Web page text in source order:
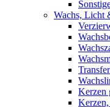
Wachs, Licht
Transfer
Kerzen